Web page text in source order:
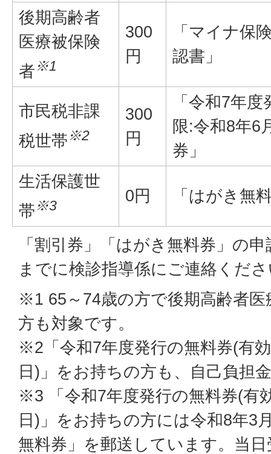
後期高齢者
医療被保険
者※1
300
円
「マイナ保
認書」
市民税非課
税世帯※2
300
円
「令和7年
限:令和8年6
券」
生活保護世
帯※3
0円 「はがき無
「割引券」「はがき無料券」の
までに検診指導係にご連絡くだ
※1 65～74歳の方で後期高齢者
方も対象です。
※2「令和7年度発行の無料券(有
日)」をお持ちの方も、自己負担
※3 「令和7年度発行の無料券(有
日)」をお持ちの方には令和8年3
無料券」を郵送しています。当